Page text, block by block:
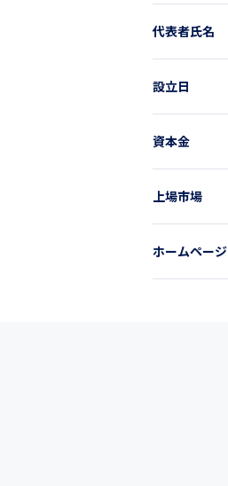
代表者氏名
設立日
資本金
上場市場
ホームページ